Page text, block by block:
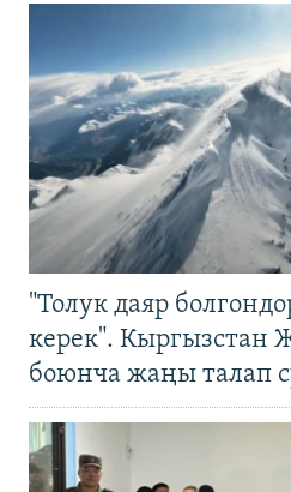
"Толук даяр
керек". Кыргызстан
боюнча жаңы талап